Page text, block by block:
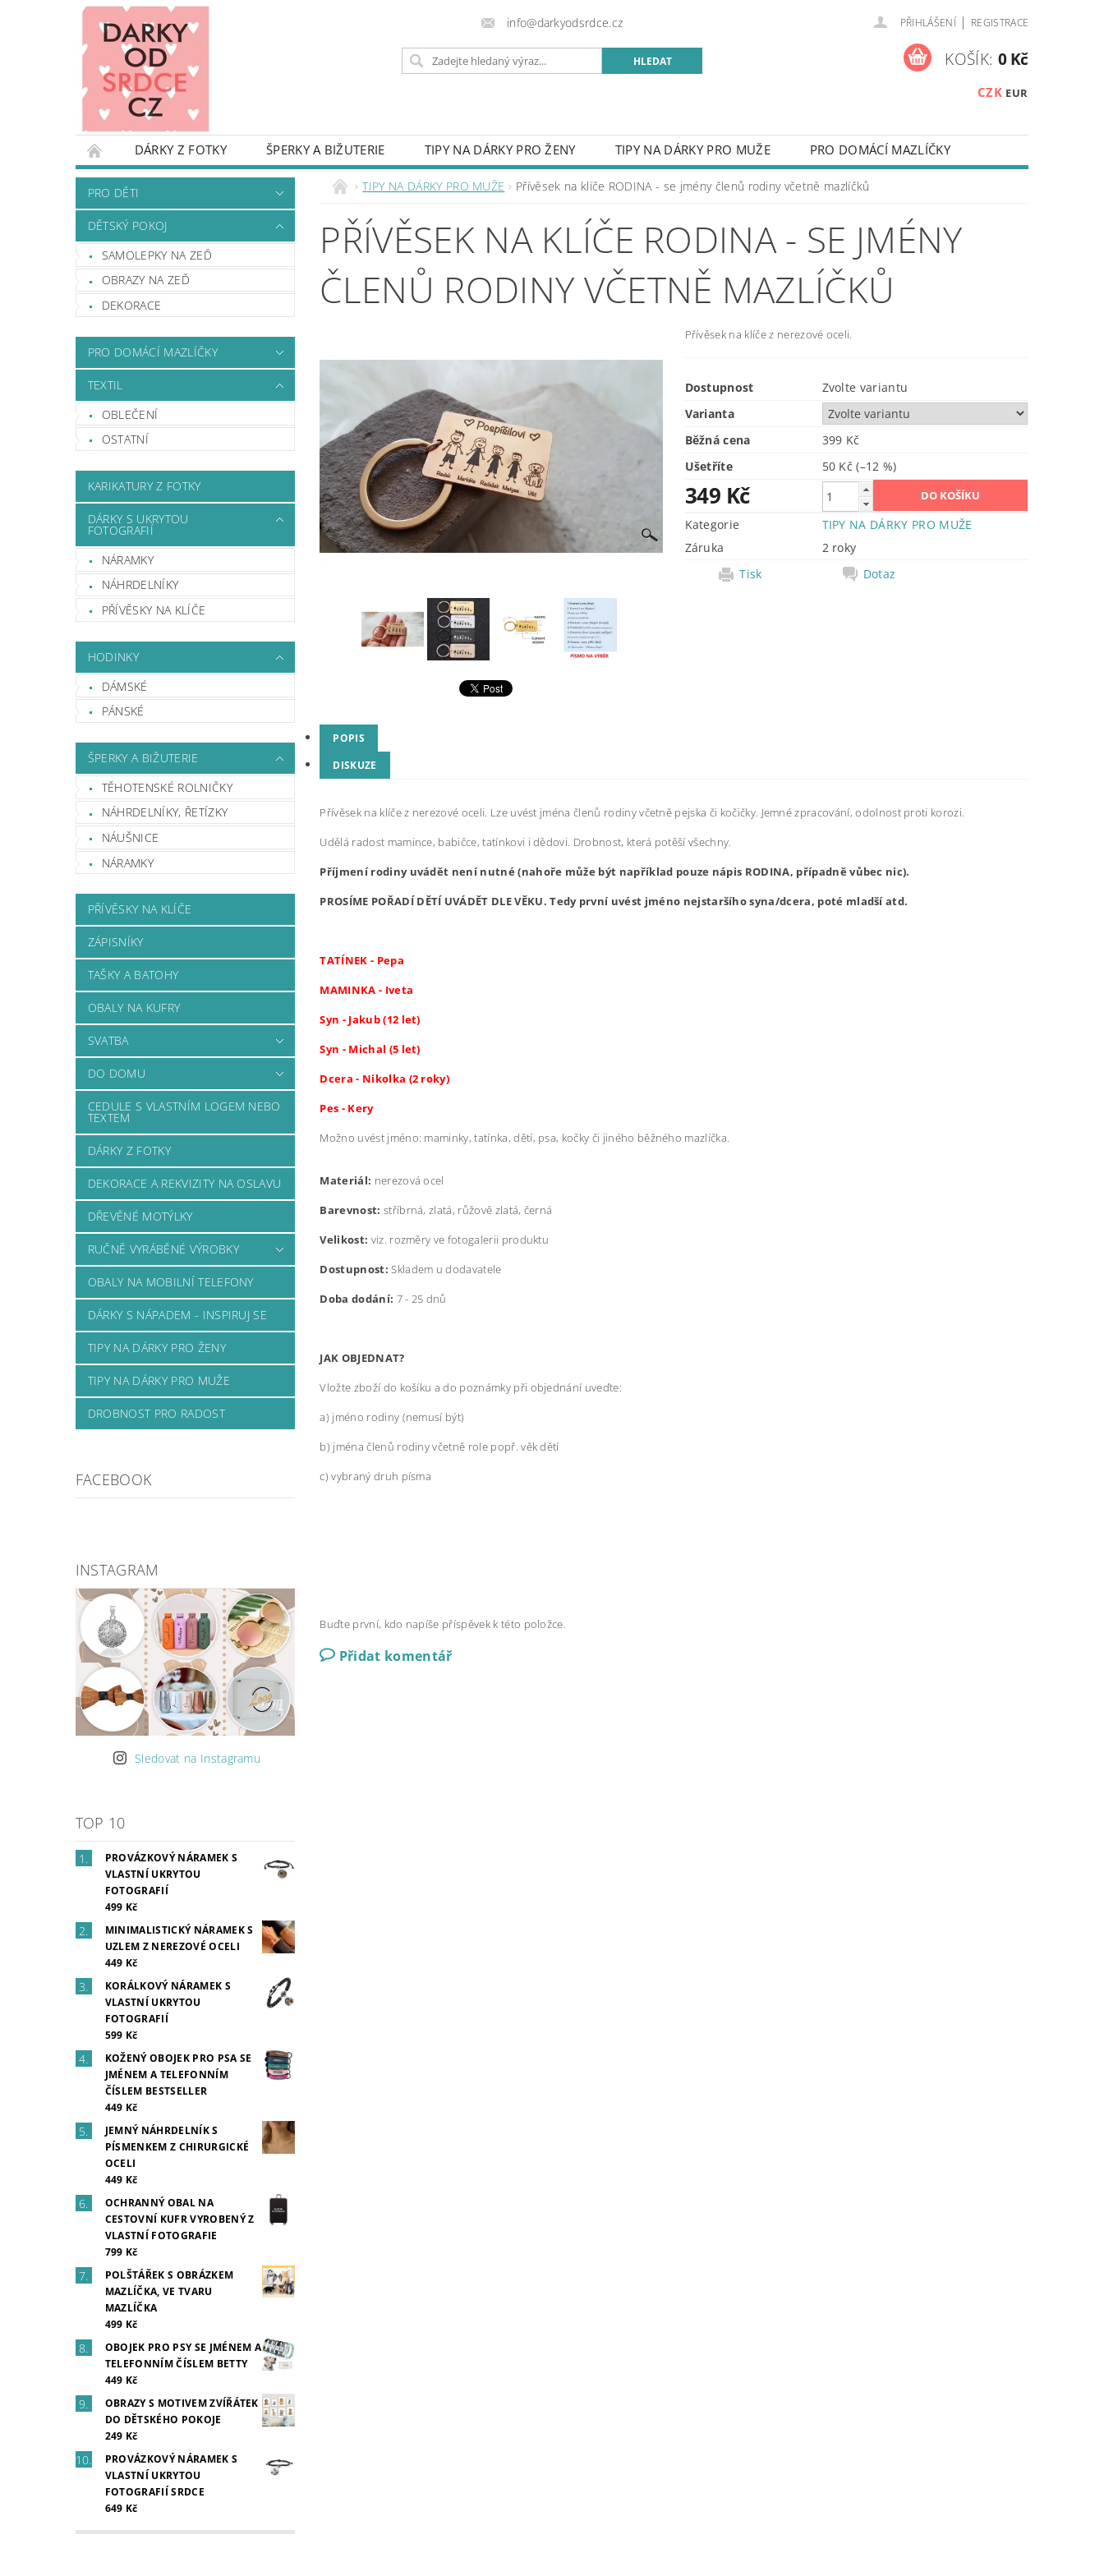
info@darkyodsrdce.cz PŘIHLÁŠENÍ | REGISTRACE
CZK EUR
KOŠÍK: 0 Kč
DÁRKY Z FOTKY ŠPERKY A BIŽUTERIE TIPY NA DÁRKY PRO ŽENY TIPY NA DÁRKY PRO MUŽE
PRO DOMÁCÍ MAZLÍČKY
PRO DĚTI
DĚTSKÝ POKOJ KARIKATURY Z FOTKY HODINKY OBLEČENÍ PŘÍVĚSKY NA KLÍČE
ZÁPISNÍKY
TAŠKY A BATOHY
OBALY NA KUFRY
DEKORACE A REKVIZITY NA OSLAVU
DŘEVĚNÉ MOTÝLKY RUČNĚ VYRÁBĚNÉ VÝROBKY
OBALY NA MOBILNÍ TELEFONY
DÁRKY S NÁPADEM - INSPIRUJ SE
DROBNOST PRO RADOST PROČ NAKUPOVAT U NÁS
KONTAKTY
PODMÍNKY OCHRANY OSOBNÍCH ÚDAJŮ
OBCHODNÍ PODMÍNKY NAPIŠTE NÁM ZÁSADY POUŽÍVÁNÍ SOUBORŮ COOKIES
PRO DĚTI
DĚTSKÝ POKOJ
SAMOLEPKY NA ZEĎ
OBRAZY NA ZEĎ
DEKORACE
PRO DOMÁCÍ MAZLÍČKY
TEXTIL
OBLEČENÍ
OSTATNÍ
KARIKATURY Z FOTKY
DÁRKY S UKRYTOU
FOTOGRAFIÍ
NÁRAMKY
NÁHRDELNÍKY
PŘÍVĚSKY NA KLÍČE
HODINKY
DÁMSKÉ
PÁNSKÉ
ŠPERKY A BIŽUTERIE
TĚHOTENSKÉ ROLNIČKY
NÁHRDELNÍKY, ŘETÍZKY
NÁUŠNICE
NÁRAMKY
PŘÍVĚSKY NA KLÍČE
ZÁPISNÍKY
TAŠKY A BATOHY
OBALY NA KUFRY
SVATBA
DO DOMU
CEDULE S VLASTNÍM LOGEM NEBO
TEXTEM
DÁRKY Z FOTKY
DEKORACE A REKVIZITY NA OSLAVU
DŘEVĚNÉ MOTÝLKY
RUČNĚ VYRÁBĚNÉ VÝROBKY
OBALY NA MOBILNÍ TELEFONY
DÁRKY S NÁPADEM - INSPIRUJ SE
TIPY NA DÁRKY PRO ŽENY
TIPY NA DÁRKY PRO MUŽE
DROBNOST PRO RADOST
FACEBOOK
INSTAGRAM
Sledovat na Instagramu
TOP 10
PROVÁZKOVÝ NÁRAMEK S
VLASTNÍ UKRYTOU
FOTOGRAFIÍ
499 Kč
MINIMALISTICKÝ NÁRAMEK S
UZLEM Z NEREZOVÉ OCELI
449 Kč
KORÁLKOVÝ NÁRAMEK S
VLASTNÍ UKRYTOU
FOTOGRAFIÍ
599 Kč
KOŽENÝ OBOJEK PRO PSA SE
JMÉNEM A TELEFONNÍM
ČÍSLEM BESTSELLER
449 Kč
JEMNÝ NÁHRDELNÍK S
PÍSMENKEM Z CHIRURGICKÉ
OCELI
449 Kč
OCHRANNÝ OBAL NA
CESTOVNÍ KUFR VYROBENÝ Z
VLASTNÍ FOTOGRAFIE
799 Kč
POLŠTÁŘEK S OBRÁZKEM
MAZLÍČKA, VE TVARU
MAZLÍČKA
499 Kč
OBOJEK PRO PSY SE JMÉNEM A
TELEFONNÍM ČÍSLEM BETTY
449 Kč
OBRAZY S MOTIVEM ZVÍŘÁTEK
DO DĚTSKÉHO POKOJE
249 Kč
PROVÁZKOVÝ NÁRAMEK S
VLASTNÍ UKRYTOU
FOTOGRAFIÍ SRDCE
649 Kč
TIPY NA DÁRKY PRO MUŽE Přívěsek na klíče RODINA - se jmény členů rodiny včetně mazlíčků
PŘÍVĚSEK NA KLÍČE RODINA - SE JMÉNY
ČLENŮ RODINY VČETNĚ MAZLÍČKŮ
Přívěsek na klíče z nerezové oceli.
Dostupnost
Zvolte variantu
Varianta
Běžná cena
399 Kč
Ušetříte
50 Kč(–12 %)
349 Kč
Kategorie
TIPY NA DÁRKY PRO MUŽE
Záruka
2 roky
Tisk
Dotaz
POPIS
DISKUZE
Přívěsek na klíče z nerezové oceli. Lze uvést jména členů rodiny včetně pejska či kočičky. Jemné zpracování, odolnost proti korozi.
Udělá radost mamince, babičce, tatínkovi i dědovi. Drobnost, která potěší všechny.
Příjmení rodiny uvádět není nutné (nahoře může být například pouze nápis RODINA, případně vůbec nic).
PROSÍME POŘADÍ DĚTÍ UVÁDĚT DLE VĚKU. Tedy první uvést jméno nejstaršího syna/dcera, poté mladší atd.
TATÍNEK - Pepa
MAMINKA - Iveta
Syn - Jakub (12 let)
Syn - Michal (5 let)
Dcera - Nikolka (2 roky)
Pes - Kery
Možno uvést jméno: maminky, tatínka, dětí, psa, kočky či jiného běžného mazlíčka.
Materiál: nerezová ocel
Barevnost: stříbrná, zlatá, růžově zlatá, černá
Velikost: viz. rozměry ve fotogalerii produktu
Dostupnost:Skladem u dodavatele
Doba dodání: 7 - 25 dnů
JAK OBJEDNAT?
Vložte zboží do košíku a do poznámky při objednání uveďte:
a) jméno rodiny (nemusí být)
b) jména členů rodiny včetně role popř. věk dětí
c) vybraný druh písma
Buďte první, kdo napíše příspěvek k této položce.
Přidat komentář